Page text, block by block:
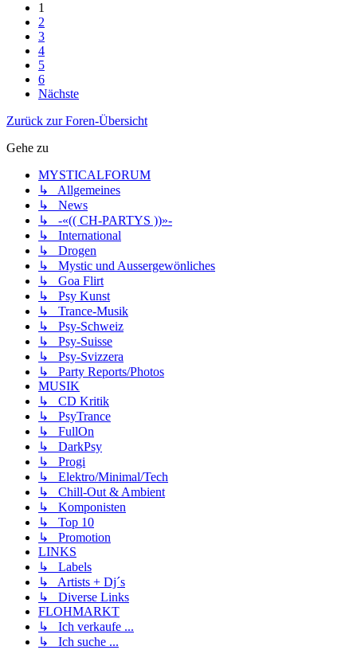
1
2
3
4
5
6
Nächste
Zurück zur Foren-Übersicht
Gehe zu
MYSTICALFORUM
↳ Allgemeines
↳ News
↳ -«(( CH-PARTYS ))»-
↳ International
↳ Drogen
↳ Mystic und Aussergewönliches
↳ Goa Flirt
↳ Psy Kunst
↳ Trance-Musik
↳ Psy-Schweiz
↳ Psy-Suisse
↳ Psy-Svizzera
↳ Party Reports/Photos
MUSIK
↳ CD Kritik
↳ PsyTrance
↳ FullOn
↳ DarkPsy
↳ Progi
↳ Elektro/Minimal/Tech
↳ Chill-Out & Ambient
↳ Komponisten
↳ Top 10
↳ Promotion
LINKS
↳ Labels
↳ Artists + Dj´s
↳ Diverse Links
FLOHMARKT
↳ Ich verkaufe ...
↳ Ich suche ...